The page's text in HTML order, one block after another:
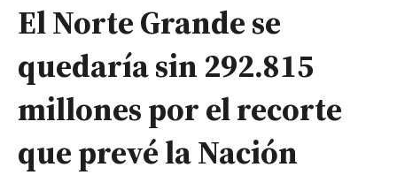
El Norte Grande se
quedaría sin 292.815
millones por el recorte
que prevé la Nación